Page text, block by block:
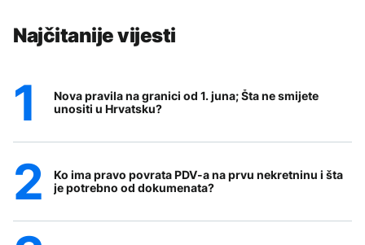
Najčitanije vijesti
Nova pravila na granici od 1. juna; Šta ne smijete
unositi u Hrvatsku?
Ko ima pravo povrata PDV-a na prvu nekretninu i šta
je potrebno od dokumenata?